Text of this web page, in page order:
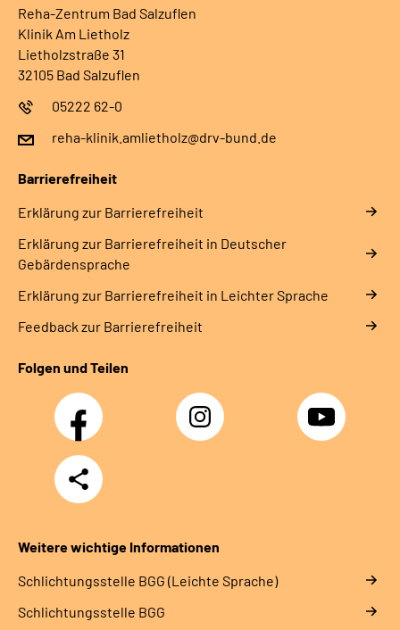
Reha-Zentrum Bad Salzuflen
Klinik Am Lietholz
Lietholzstraße 31
32105 Bad Salzuflen
05222 62-0
reha-klinik.amlietholz@drv-bund.de
Barrierefreiheit
Erklärung zur Barrierefreiheit
Erklärung zur Barrierefreiheit in Deutscher
Gebärdensprache
Erklärung zur Barrierefreiheit in Leichter Sprache
Feedback zur Barrierefreiheit
Folgen und Teilen
Facebook Instagram YouTube
Teilen
Weitere wichtige Informationen
Schlich­tungs­stel­le BGG (Leichte Sprache)
Schlich­tungs­stel­le BGG